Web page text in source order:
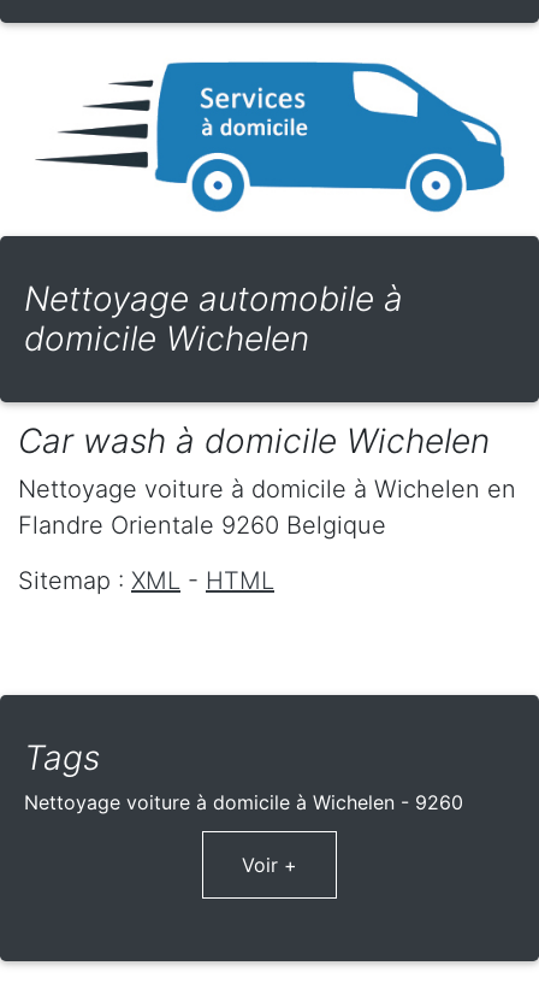
Nettoyage automobile à
domicile Wichelen
Car wash à domicile Wichelen
Nettoyage voiture à domicile à Wichelen en
Flandre Orientale 9260 Belgique
Sitemap : XML - HTML
Tags
Nettoyage voiture à domicile à Wichelen - 9260
Voir +